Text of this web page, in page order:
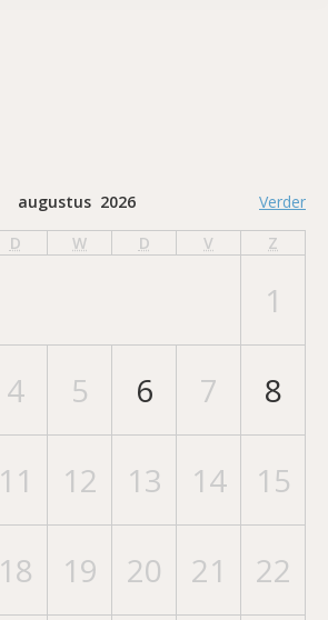
Verder
augustus 2026
D W D V Z
1
4 5 6 7 8
11 12 13 14 15
18 19 20 21 22